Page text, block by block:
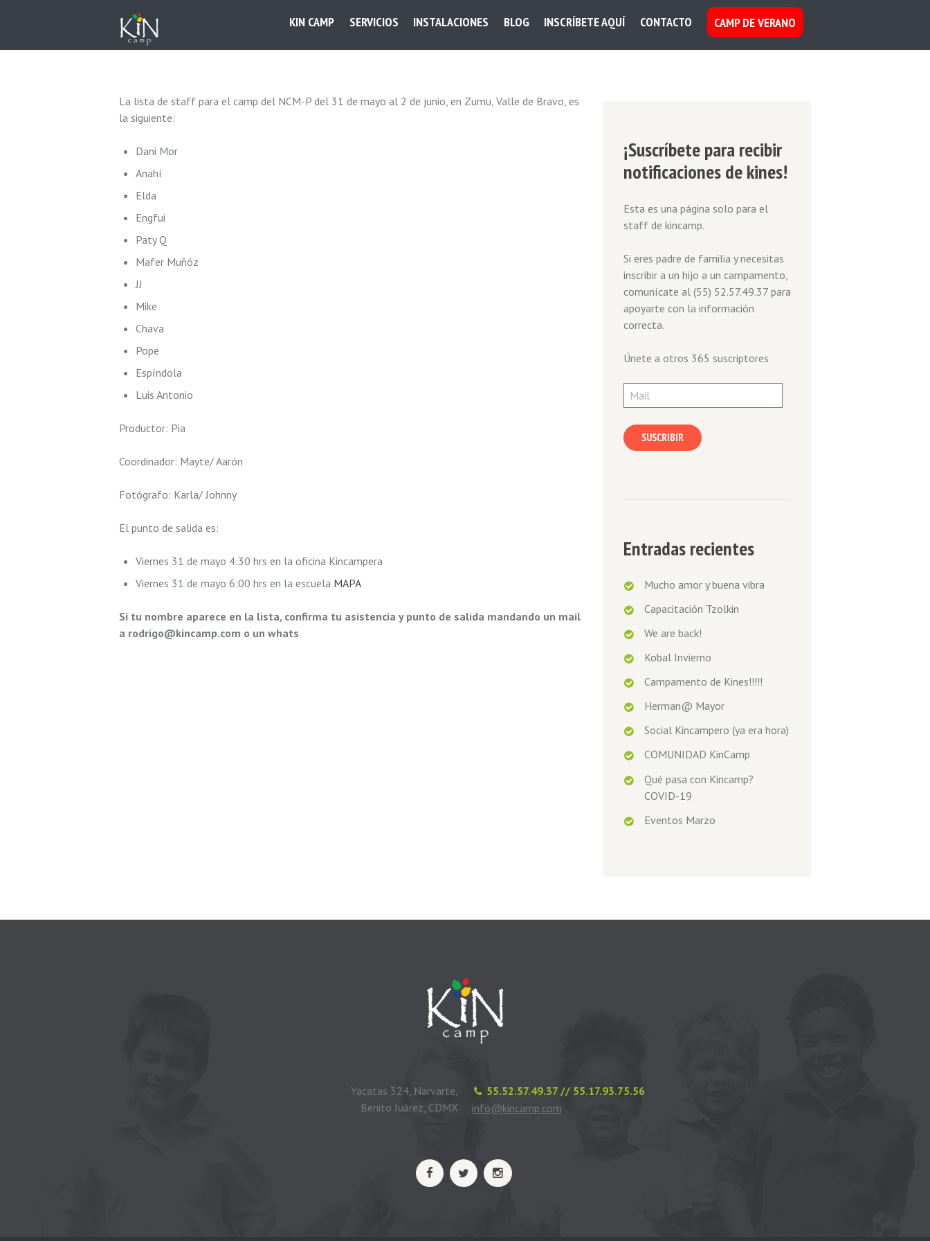
KIN CAMP SERVICIOS INSTALACIONES BLOG INSCRÍBETE AQUÍ CONTACTO CAMP DE VERANO
La lista de staff para el camp del NCM-P del 31 de mayo al 2 de junio, en Zumu, Valle de Bravo, es
la siguiente:
Dani Mor
Anahí
Elda
Engfui
Paty Q
Mafer Muñóz
JJ
Mike
Chava
Pope
Espíndola
Luis Antonio
Productor: Pia
Coordinador: Mayte/ Aarón
Fotógrafo: Karla/ Johnny
El punto de salida es:
Viernes 31 de mayo 4:30 hrs en la oficina Kincampera
Viernes 31 de mayo 6:00 hrs en la escuela MAPA
Si tu nombre aparece en la lista, confirma tu asistencia y punto de salida mandando un mail
a rodrigo@kincamp.com o un whats
¡Suscríbete para recibir
notificaciones de kines!
Esta es una página solo para el
staff de kincamp.
Si eres padre de familia y necesitas
inscribir a un hijo a un campamento,
comunícate al (55) 52.57.49.37 para
apoyarte con la información
correcta.
Únete a otros 365 suscriptores
Mail
SUSCRIBIR
Entradas recientes
Mucho amor y buena vibra
Capacitación Tzolkin
We are back!
Kobal Invierno
Campamento de Kines!!!!!
Herman@ Mayor
Social Kincampero (ya era hora)
COMUNIDAD KinCamp
Qué pasa con Kincamp?
COVID-19
Eventos Marzo
55.52.57.49.37 // 55.17.93.75.56
info@kincamp.com
Yacatas 324, Narvarte,
Benito Juárez, CDMX